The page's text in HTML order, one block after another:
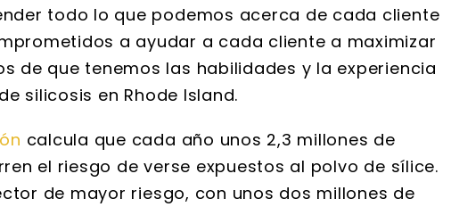
todo lo que podemos acerca de cada cliente
a ayudar a cada cliente a maximizar
de que tenemos las habilidades y la experiencia
silicosis en Rhode Island.
calcula que cada año unos 2,3 millones de
el riesgo de verse expuestos al polvo de sílice.
de mayor riesgo, con unos dos millones de